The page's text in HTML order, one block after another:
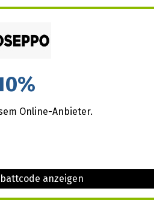
Online-Anbieter.
anzeigen